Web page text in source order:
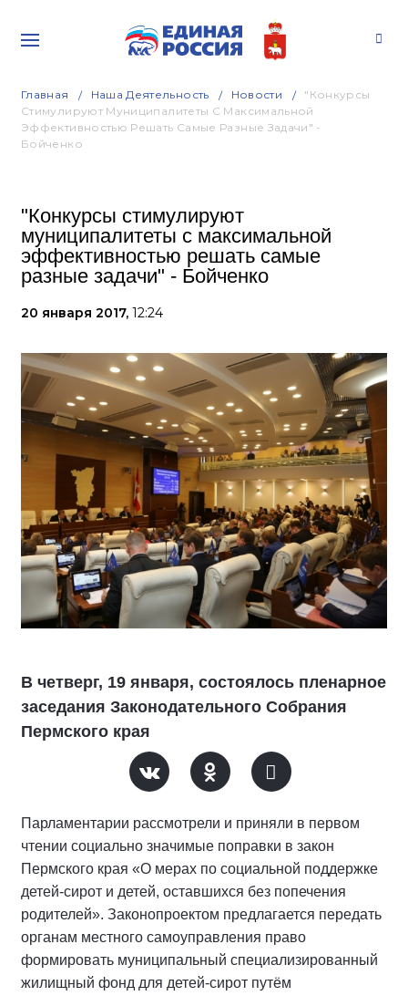
Главная Наша Деятельность Новости
"Конкурсы
Стимулируют Муниципалитеты С Максимальной
Эффективностью Решать Самые Разные Задачи" -
Бойченко
"Конкурсы стимулируют
муниципалитеты с максимальной
эффективностью решать самые
разные задачи" - Бойченко
20 января 2017, 12:24
В четверг, 19 января, состоялось пленарное
заседания Законодательного Собрания
Пермского края
Парламентарии рассмотрели и приняли в первом
чтении социально значимые поправки в закон
Пермского края «О мерах по социальной поддержке
детей-сирот и детей, оставшихся без попечения
родителей». Законопроектом предлагается передать
органам местного самоуправления право
формировать муниципальный специализированный
жилищный фонд для детей-сирот путём